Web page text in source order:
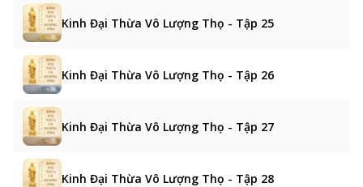
Kinh Đại Thừa Vô Lượng Thọ - Tập 25
Kinh Đại Thừa Vô Lượng Thọ - Tập 26
Kinh Đại Thừa Vô Lượng Thọ - Tập 27
Kinh Đại Thừa Vô Lượng Thọ - Tập 28